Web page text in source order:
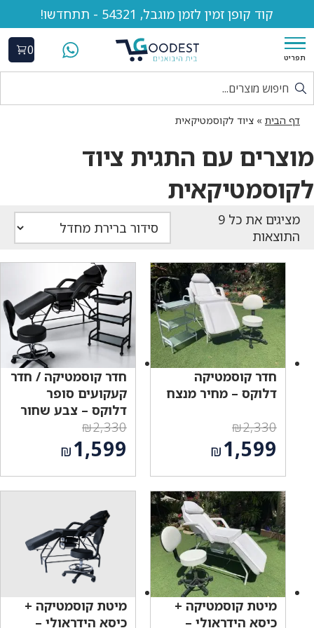
קוד קופן זמין לזמן מוגבל, 54321 - תתחדשו!
תפריט
0
דף הבית » ציוד לקוסמטיקאית
מוצרים עם התגית ציוד
לקוסמטיקאית
התוצאות
חדר קוסמטיקה
דלוקס – מחיר מנצח
₪2,330
המחיר
המקורי
היה:
₪2,330.
₪1,599
הנוכחי
הוא:
₪1,599.
חדר קוסמטיקה / חדר
קעקועים סופר
דלוקס – צבע שחור
₪2,330
המחיר
המקורי
היה:
₪2,330.
₪1,599
הנוכחי
₪1,599.
מיטת קוסמטיקה +
כיסא הידראולי –
מיטת קוסמטיקה +
כיסא הידראולי –